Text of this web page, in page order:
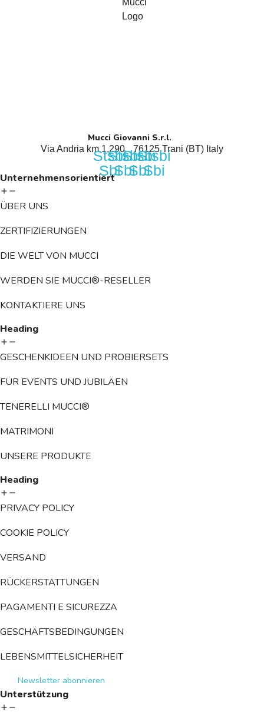
Mucci Giovanni S.r.l.
Via Andria km 1,290 76125 Trani (BT) Italy
Stsbi
Sbi
Stsbi
Sbi
Stsbi
Sbi
Stsbi
Sbi
Unternehmensorientiert
ÜBER UNS
ZERTIFIZIERUNGEN
DIE WELT VON MUCCI
WERDEN SIE MUCCI®-RESELLER
KONTAKTIERE UNS
Heading
GESCHENKIDEEN UND PROBIERSETS
FÜR EVENTS UND JUBILÄEN
TENERELLI MUCCI®
MATRIMONI
UNSERE PRODUKTE
Heading
PRIVACY POLICY
COOKIE POLICY
VERSAND
RÜCKERSTATTUNGEN
PAGAMENTI E SICUREZZA
GESCHÄFTSBEDINGUNGEN
LEBENSMITTELSICHERHEIT
Newsletter abonnieren
Unterstützung